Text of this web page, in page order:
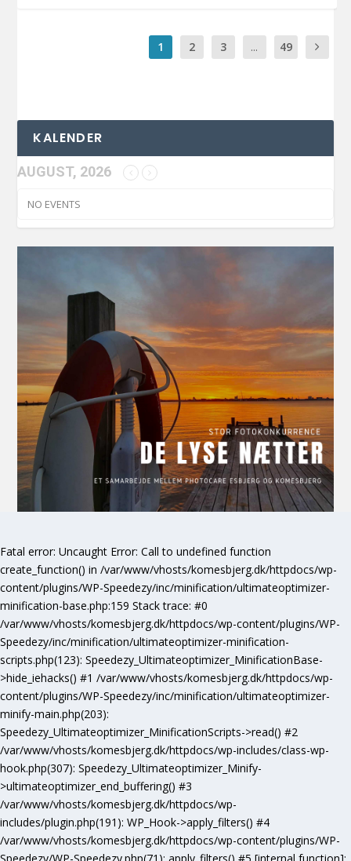
1 2 3 ... 49
KALENDER
AUGUST, 2026
NO EVENTS
Fatal error: Uncaught Error: Call to undefined function
create_function() in /var/www/vhosts/komesbjerg.dk/httpdocs/wp-
content/plugins/WP-Speedezy/inc/minification/ultimateoptimizer-
minification-base.php:159 Stack trace: #0
/var/www/vhosts/komesbjerg.dk/httpdocs/wp-content/plugins/WP-
Speedezy/inc/minification/ultimateoptimizer-minification-
scripts.php(123): Speedezy_Ultimateoptimizer_MinificationBase-
>hide_iehacks() #1 /var/www/vhosts/komesbjerg.dk/httpdocs/wp-
content/plugins/WP-Speedezy/inc/minification/ultimateoptimizer-
minify-main.php(203):
Speedezy_Ultimateoptimizer_MinificationScripts->read() #2
/var/www/vhosts/komesbjerg.dk/httpdocs/wp-includes/class-wp-
hook.php(307): Speedezy_Ultimateoptimizer_Minify-
>ultimateoptimizer_end_buffering() #3
/var/www/vhosts/komesbjerg.dk/httpdocs/wp-
includes/plugin.php(191): WP_Hook->apply_filters() #4
/var/www/vhosts/komesbjerg.dk/httpdocs/wp-content/plugins/WP-